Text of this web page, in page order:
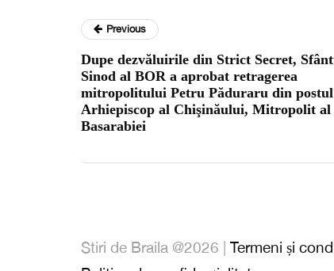
Previous
Dupe dezvăluirile din Strict Secret,
Sinod al BOR a aprobat retragerea
mitropolitului Petru Păduraru din
Arhiepiscop al Chişinăului, Mitropolit al
Basarabiei
Stiri de Braila @2026 | Termeni și